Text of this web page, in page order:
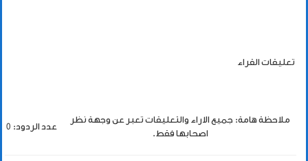
تعليقات القراء
ملاحظة هامة: جميع الاراء والتعليقات تعبر عن وجهة نظر
اصحابها فقط.
عدد الردود: 0